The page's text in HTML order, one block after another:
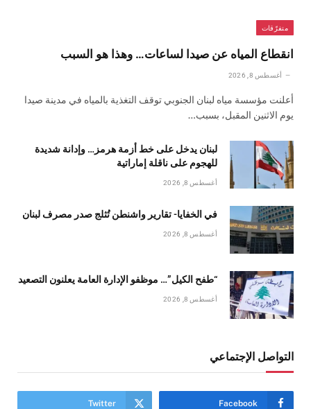
متفرّقات
انقطاع المياه عن صيدا لساعات… وهذا هو السبب
أغسطس 8, 2026
أعلنت مؤسسة مياه لبنان الجنوبي توقف التغذية بالمياه في مدينة صيدا
يوم الاثنين المقبل، بسبب…
لبنان يدخل على خط أزمة هرمز… وإدانة شديدة
للهجوم على ناقلة إماراتية
أغسطس 8, 2026
في الخفايا- تقارير واشنطن تُثلج صدر مصرف لبنان
أغسطس 8, 2026
“طفح الكيل”… موظفو الإدارة العامة يعلنون التصعيد
أغسطس 8, 2026
التواصل الإجتماعي
Facebook
Twitter